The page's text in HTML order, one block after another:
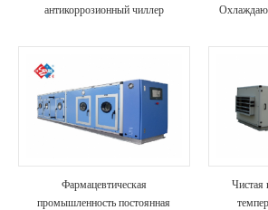
антикоррозионный чиллер
Фармацевтическая
промышленность постоянная
Чистая